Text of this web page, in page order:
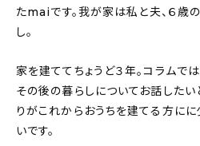
たmaiです。我が家は私と夫、６歳
し。
家を建ててちょうど３年。コラムで
その後の暮らしについてお話したい
りがこれからおうちを建てる方に
いです。